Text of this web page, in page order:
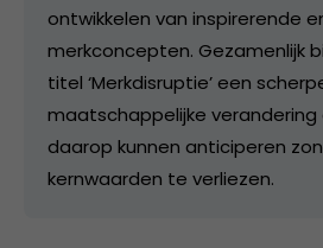
ontwikkelen van inspirerende
merkconcepten. Gezamenlijk
titel ‘Merkdisruptie’ een
maatschappelijke verandering
daarop kunnen anticiperen
kernwaarden te verliezen.